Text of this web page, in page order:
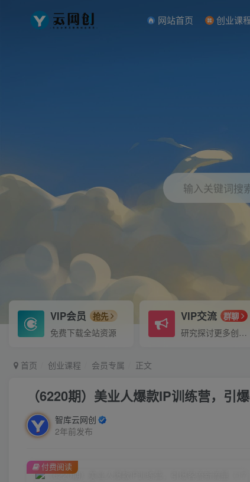
网站首页 创业课
输入关键词搜
VIP会员 抢先
免费下载全站资源
VIP交流 群聊
研究探讨更多创业项目路子。
首页 创业课程 会员专属 正文
（6220期）美业人爆款IP训练营，引
智库云网创
2年前发布
付费阅读